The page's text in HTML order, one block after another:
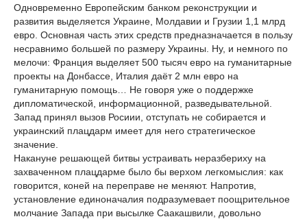
Одновременно Европейским банком реконструкции и
развития выделяется Украине, Молдавии и Грузии 1,1 млрд
евро. Основная часть этих средств предназначается в пользу
несравнимо большей по размеру Украины. Ну, и немного по
мелочи: Франция выделяет 500 тысяч евро на гуманитарные
проекты на Донбассе, Италия даёт 2 млн евро на
гуманитарную помощь… Не говоря уже о поддержке
дипломатической, информационной, разведывательной.
Запад принял вызов Росиии, отступать не собирается и
украинский плацдарм имеет для него стратегическое
значение.
Накануне решающей битвы устраивать неразбериху на
захваченном плацдарме было бы верхом легкомыслия: как
говорится, коней на переправе не меняют. Напротив,
установление единоначалия подразумевает поощрительное
молчание Запада при высылке Саакашвили, довольно